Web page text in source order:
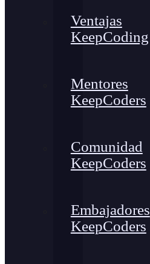
Ventajas
KeepCoding
Mentores
KeepCoders
Comunidad
KeepCoders
Embajadores
KeepCoders